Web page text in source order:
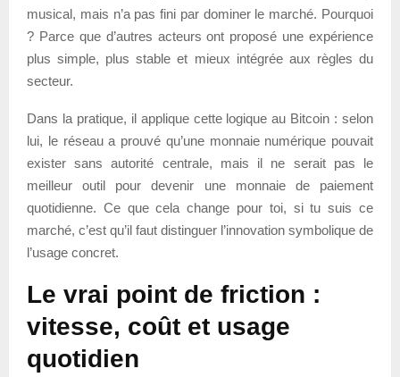
musical, mais n’a pas fini par dominer le marché. Pourquoi
? Parce que d’autres acteurs ont proposé une expérience
plus simple, plus stable et mieux intégrée aux règles du
secteur.
Dans la pratique, il applique cette logique au Bitcoin : selon
lui, le réseau a prouvé qu’une monnaie numérique pouvait
exister sans autorité centrale, mais il ne serait pas le
meilleur outil pour devenir une monnaie de paiement
quotidienne. Ce que cela change pour toi, si tu suis ce
marché, c’est qu’il faut distinguer l’innovation symbolique de
l’usage concret.
Le vrai point de friction :
vitesse, coût et usage
quotidien